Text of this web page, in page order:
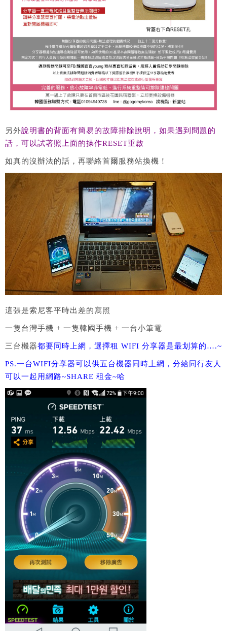
另外說明書的背面有簡易的故障排除說明，如果遇到問題的
話，可以試著照上面的操作RESET重啟
如真的沒辦法的話，再聯絡首爾服務站換機！
這張是索尼客平時出差的寫照
一隻台灣手機 + 一隻韓國手機 + 一台小筆電
三台機器都要同時上網，選擇租 WIFI 分享器是最划算的….~
PS.一台WIFI分享器可以供五台機器同時上網，分給同行友人
可以一起用網路~SHARE 租金~哈